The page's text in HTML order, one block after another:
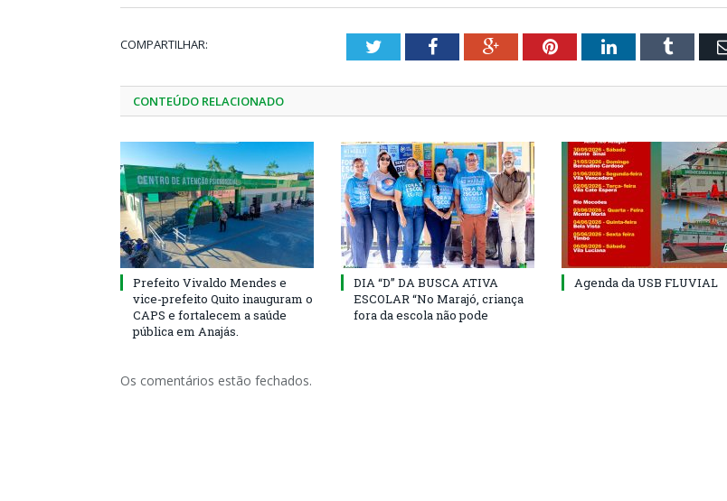
COMPARTILHAR: TwitterFacebookGoogle+PinterestLinkedInTumblr
CONTEÚDO RELACIONADO
Prefeito Vivaldo Mendes e
vice-prefeito Quito inauguram o
CAPS e fortalecem a saúde
pública em Anajás.
DIA “D” DA BUSCA ATIVA
ESCOLAR “No Marajó, criança
fora da escola não pode
Agenda da USB FLUVIAL
Os comentários estão fechados.